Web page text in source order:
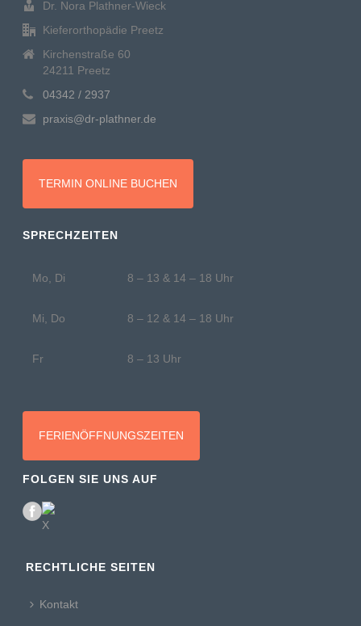
Dr. Nora Plathner-Wieck
Kieferorthopädie Preetz
Kirchenstraße 60
24211 Preetz
04342 / 2937
praxis@dr-plathner.de
TERMIN ONLINE BUCHEN
SPRECHZEITEN
Mo, Di 8 – 13 & 14 – 18 Uhr
Mi, Do 8 – 12 & 14 – 18 Uhr
Fr 8 – 13 Uhr
FERIENÖFFNUNGSZEITEN
FOLGEN SIE UNS AUF
RECHTLICHE SEITEN
Kontakt